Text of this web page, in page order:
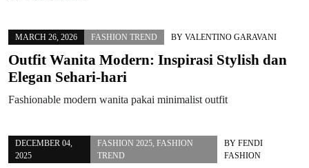
MARCH 26, 2026 FASHION TREND BY VALENTINO GARAVANI
Outfit Wanita Modern: Inspirasi Stylish dan
Elegan Sehari-hari
Fashionable modern wanita pakai minimalist outfit
DECEMBER 04,
2025
FASHION 2025 ,FASHION
TREND
BYFENDI
FASHION